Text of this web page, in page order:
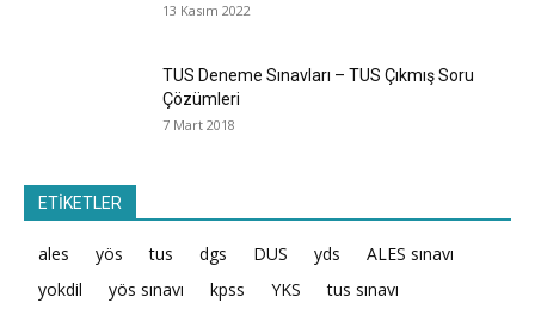
13 Kasım 2022
TUS Deneme Sınavları – TUS Çıkmış Soru
Çözümleri
7 Mart 2018
ETİKETLER
ales yös tus dgs DUS yds
ALES sınavı
yokdil
yös sınavı kpss YKS
tus sınavı